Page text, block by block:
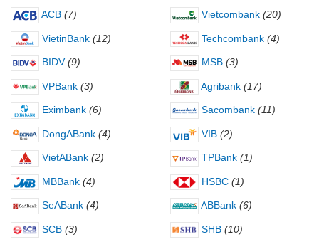
ACB (7) Vietcombank (20)
VietinBank (12) Techcombank (4)
BIDV (9) MSB (3)
VPBank (3) Agribank (17)
Eximbank (6) Sacombank (11)
DongABank (4) VIB (2)
VietABank (2) TPBank (1)
MBBank (4) HSBC (1)
SeABank (4) ABBank (6)
SCB (3) SHB (10)